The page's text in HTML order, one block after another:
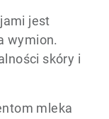
jest
wymion.
skóry i
mleka